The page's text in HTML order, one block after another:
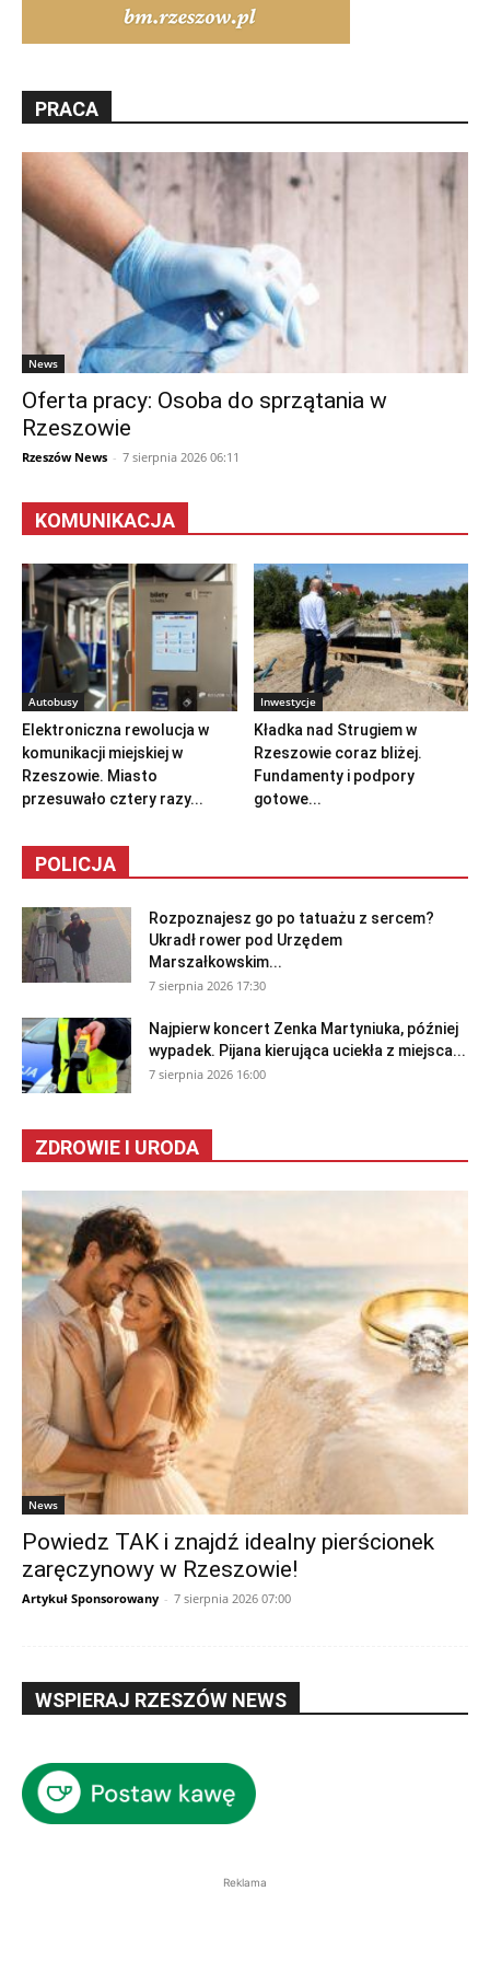
PRACA
News
Oferta pracy: Osoba do sprzątania w
Rzeszowie
Rzeszów News - 7 sierpnia 2026 06:11
KOMUNIKACJA
Autobusy
Elektroniczna rewolucja w
komunikacji miejskiej w
Rzeszowie. Miasto
przesuwało cztery razy...
Inwestycje
Kładka nad Strugiem w
Rzeszowie coraz bliżej.
Fundamenty i podpory
gotowe...
POLICJA
Rozpoznajesz go po tatuażu z sercem?
Ukradł rower pod Urzędem
Marszałkowskim...
7 sierpnia 2026 17:30
Najpierw koncert Zenka Martyniuka, później
wypadek. Pijana kierująca uciekła z miejsca...
7 sierpnia 2026 16:00
ZDROWIE I URODA
News
Powiedz TAK i znajdź idealny pierścionek
zaręczynowy w Rzeszowie!
Artykuł Sponsorowany - 7 sierpnia 2026 07:00
WSPIERAJ RZESZÓW NEWS
Reklama